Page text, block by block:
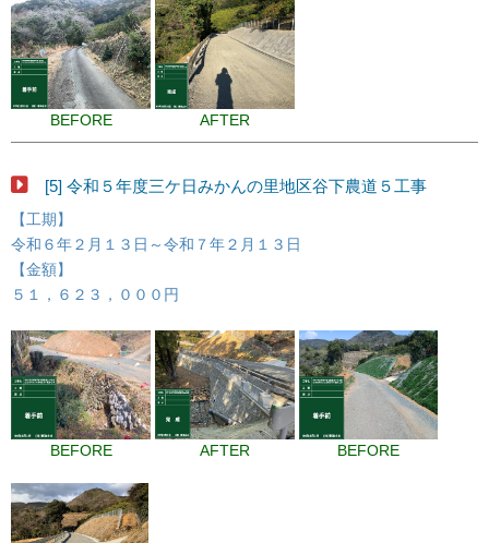
BEFORE AFTER
[5] 令和５年度三ケ日みかんの里地区谷下農道５工事
【工期】
令和６年２月１３日～令和７年２月１３日
【金額】
５１，６２３，０００円
BEFORE AFTER BEFORE